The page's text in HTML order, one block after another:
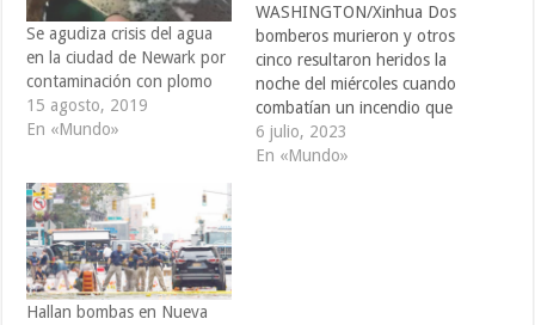
Se agudiza crisis del agua
en la ciudad de Newark por
contaminación con plomo
15 agosto, 2019
En «Mundo»
WASHINGTON/Xinhua Dos
bomberos murieron y otros
cinco resultaron heridos la
noche del miércoles cuando
combatían un incendio que
ocurrió a bordo de un
buque de carga en el
6 julio, 2023
En «Mundo»
Hallan bombas en Nueva